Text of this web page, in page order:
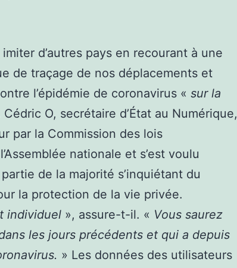
imiter d’autres pays en recourant à une
de traçage de nos déplacements et
l’épidémie de coronavirus « sur la
Cédric O, secrétaire d’État au Numérique,
par la Commission des lois
nationale et s’est voulu
de la majorité s’inquiétant du
la protection de la vie privée.
individuel », assure-t-il. « Vous saurez
les jours précédents et qui a depuis
» Les données des utilisateurs